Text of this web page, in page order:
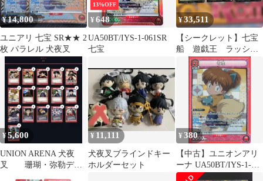
¥14,800
ユニアリ 七宝 SR★★ 2
枚 パラレル 犬夜叉
13%OFF
¥648
UA50BT/IYS-1-061SR
七宝
¥33,511
【シークレット】七宝
船 遊戯王 ラッシュ
デュエル
¥5,600
UNION ARENA 犬夜
叉 珊瑚・弥勒デッ
¥ 11,111
犬夜叉ブラインドキー
ホルダーセット
¥380
【中古】ユニオンアリ
ーナ UA50BT/IYS-1-
061[SR]：(キラ)七宝